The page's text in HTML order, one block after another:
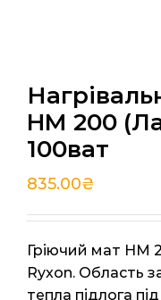
HM 200
100ват
835.00₴
Гріючий мат HM
Ryxon. Область
тепла підлога